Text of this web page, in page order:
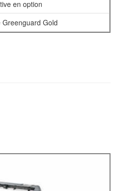
en option
Greenguard Gold